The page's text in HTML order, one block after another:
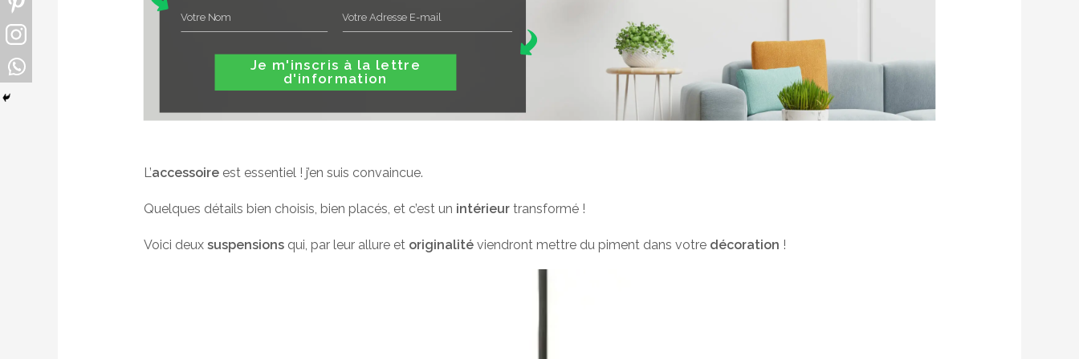
Je m'inscris à la lettre
d'information
L’accessoireest essentiel ! j’en suis convaincue.
Quelques détails bien choisis, bien placés, et c’est un intérieurtransformé !
Voici deux suspensionsqui, par leur allure et originalitéviendront mettre du piment dans votre décoration !